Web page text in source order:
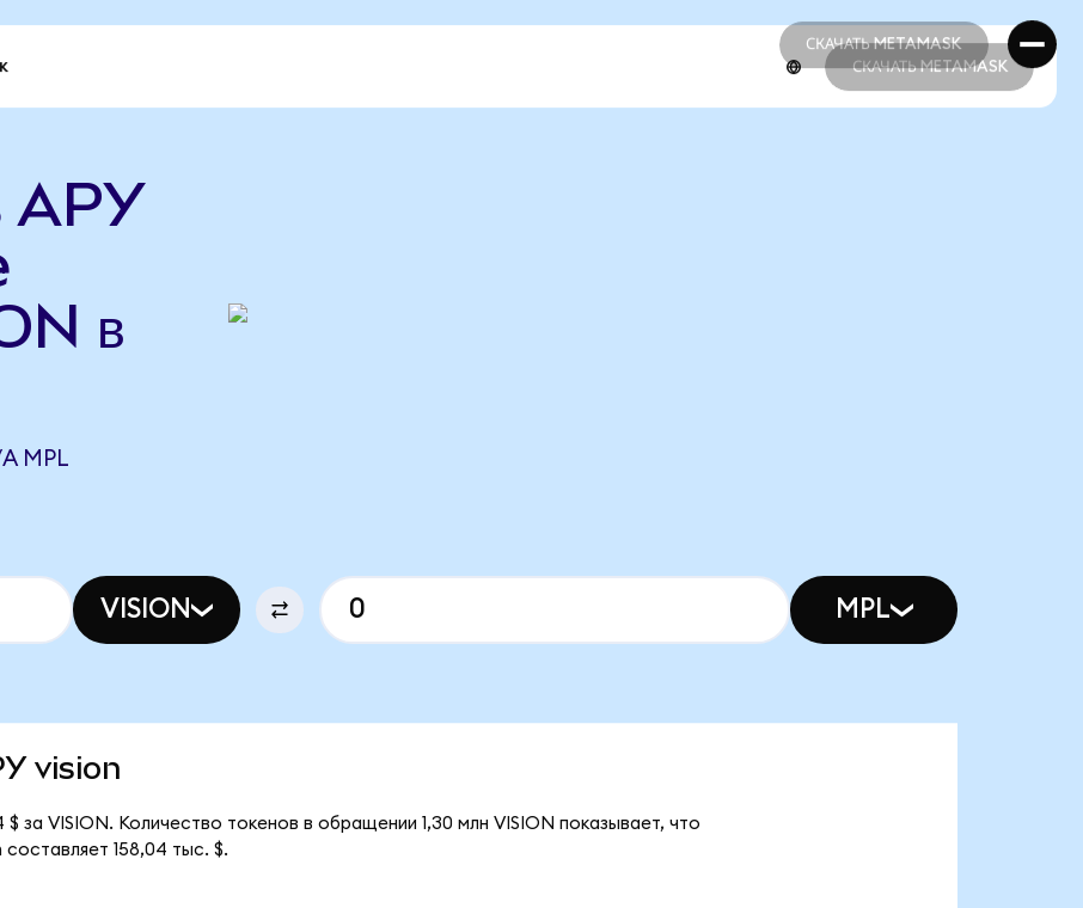
СКАЧАТЬ METAMASK
СКАЧАТЬ METAMASK
СКАЧАТЬ METAMASK
APY
в
MPL
VISION MPL
vision
$ за VISION. Количество токенов в обращении 1,30 млн VISION показывает, что
158,04 тыс. $.